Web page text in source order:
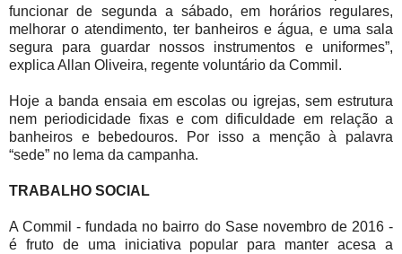
funcionar de segunda a sábado, em horários regulares,
melhorar o atendimento, ter banheiros e água, e uma sala
segura para guardar nossos instrumentos e uniformes”,
explica Allan Oliveira, regente voluntário da Commil.
Hoje a banda ensaia em escolas ou igrejas, sem estrutura
nem periodicidade fixas e com dificuldade em relação a
banheiros e bebedouros. Por isso a menção à palavra
“sede” no lema da campanha.
TRABALHO SOCIAL
A Commil - fundada no bairro do Sase novembro de 2016 -
é fruto de uma iniciativa popular para manter acesa a